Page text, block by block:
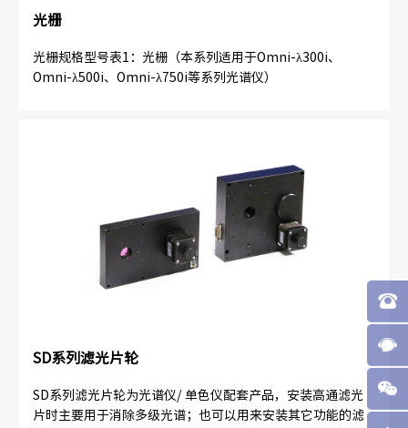
光栅
光栅规格型号表1：光栅（本系列适用于Omni-λ300i、
Omni-λ500i、Omni-λ750i等系列光谱仪）
SD系列滤光片轮
SD系列滤光片轮为光谱仪/ 单色仪配套产品，安装高通滤光
片时主要用于消除多级光谱；也可以用来安装其它功能的滤